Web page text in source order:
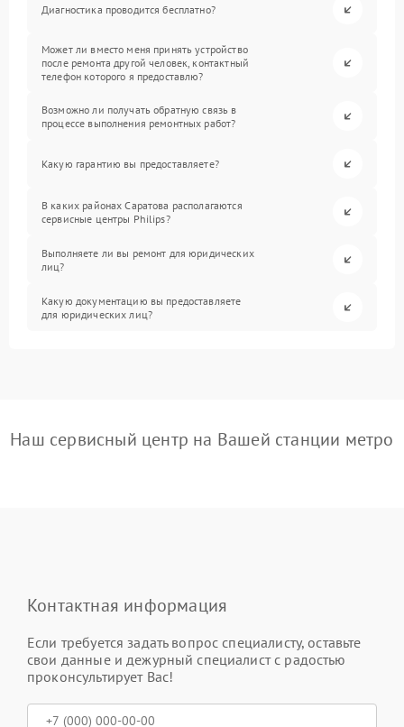
Диагностика проводится бесплатно?
Может ли вместо меня принять устройство
после ремонта другой человек, контактный
телефон которого я предоставлю?
Возможно ли получать обратную связь в
процессе выполнения ремонтных работ?
Какую гарантию вы предоставляете?
В каких районах Саратова располагаются
сервисные центры Philips?
Выполняете ли вы ремонт для юридических
лиц?
Какую документацию вы предоставляете
для юридических лиц?
Наш сервисный центр на Вашей станции метро
Контактная информация
Если требуется задать вопрос специалисту, оставьте
свои данные и дежурный специалист с радостью
проконсультирует Вас!